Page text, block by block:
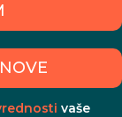
vaše